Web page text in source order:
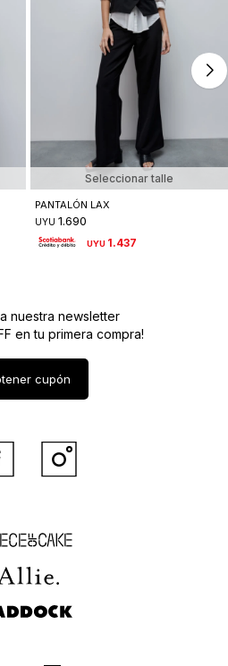
Seleccionar talle
PANTALÓN LAX
UYU 1.690
UYU 1.437
Piece of Cake
Allie
Paddock
nuestra newsletter
en tu primera compra!
cupón
